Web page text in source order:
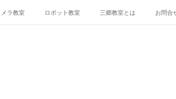
メラ教室 ロボット教室 三郷教室とは お問合